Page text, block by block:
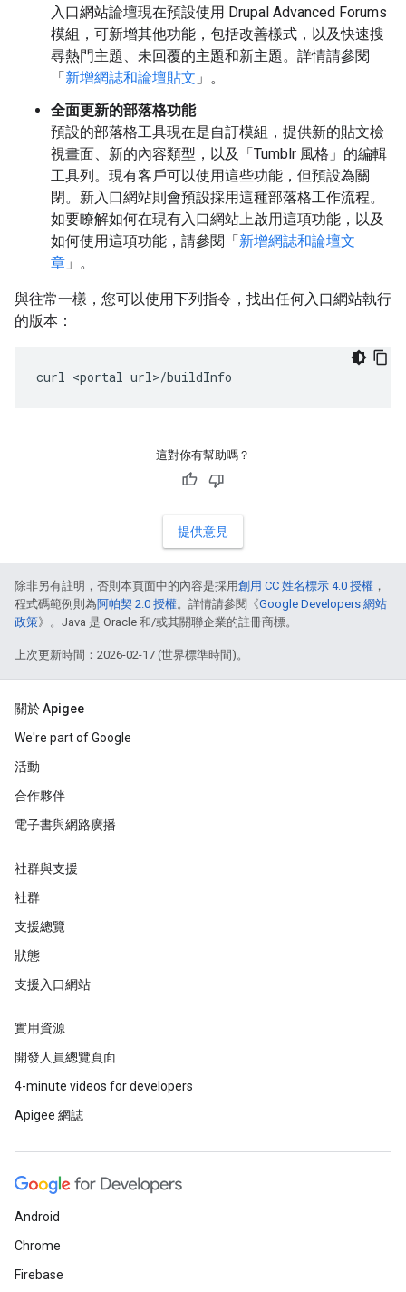
入口網站論壇現在預設使用 Drupal Advanced Forums
模組，可新增其他功能，包括改善樣式，以及快速搜
尋熱門主題、未回覆的主題和新主題。詳情請參閱
「新增網誌和論壇貼文 」。
全面更新的部落格功能
預設的部落格工具現在是自訂模組，提供新的貼文檢
視畫面、新的內容類型，以及「Tumblr 風格」的編輯
工具列。現有客戶可以使用這些功能，但預設為關
閉。新入口網站則會預設採用這種部落格工作流程。
如要瞭解如何在現有入口網站上啟用這項功能，以及
如何使用這項功能，請參閱「新增網誌和論壇文
章 」。
與往常一樣，您可以使用下列指令，找出任何入口網站執行
的版本：
curl <portal url>/buildInfo
這對你有幫助嗎？
提供意見
除非另有註明，否則本頁面中的內容是採用創用 CC 姓名標示 4.0 授權 ，
程式碼範例則為阿帕契 2.0 授權。詳情請參閱《Google Developers 網站
政策》。Java 是 Oracle 和/或其關聯企業的註冊商標。
上次更新時間：2026-02-17 (世界標準時間)。
關於 Apigee
We're part of Google
活動
合作夥伴
電子書與網路廣播
社群與支援
社群
支援總覽
狀態
支援入口網站
實用資源
開發人員總覽頁面
4-minute videos for developers
Apigee 網誌
Android
Chrome
Firebase